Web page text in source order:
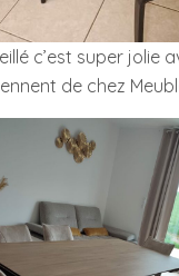
c’est super jolie
de chez